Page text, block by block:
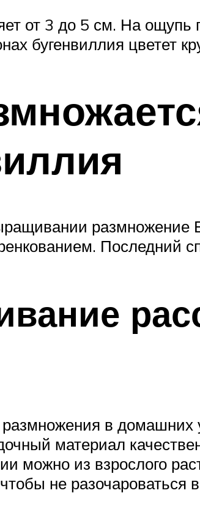
от 3 до 5 см. На ощупь
бугенвиллия цветет
размножение
Последний
в домашних
материал
можно из взрослого
не разочароваться